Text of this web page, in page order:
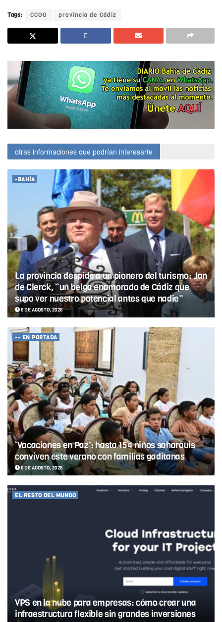
Tags: CCOO provincia de Cádiz
otras informaciones que podrían interesarte
-BAHÍA
La provincia despide a un pionero del turismo: Jan
de Clerck, “un belga enamorado de Cádiz que
supo ver nuestro potencial antes que nadie”
6 DE AGOSTO, 2026
-- EN PORTADA
‘Vacaciones en Paz’: hasta 154 niños saharauis
conviven este verano con familias gaditanas
6 DE AGOSTO, 2026
EL RESTO DEL MUNDO
VPS en la nube para empresas: cómo crear una
infraestructura flexible sin grandes inversiones